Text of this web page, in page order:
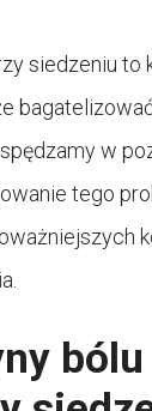
siedzeniu to
w
tego